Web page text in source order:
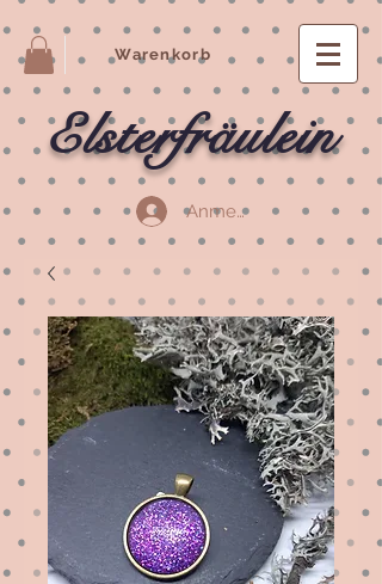
Warenkorb
Elsterfräulein
Anmelden